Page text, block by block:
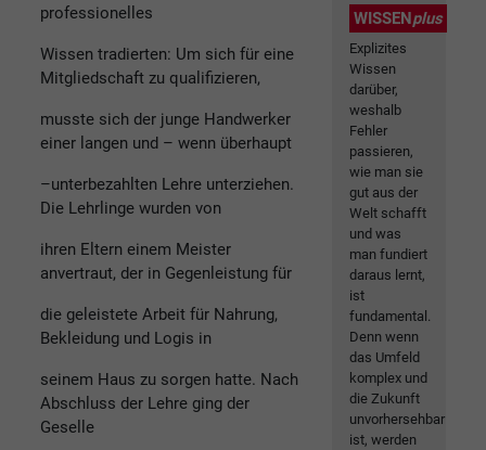
professionelles
Wissen tradierten: Um sich für eine
Mitgliedschaft zu qualifizieren,
musste sich der junge Handwerker
einer langen und – wenn überhaupt
–unterbezahlten Lehre unterziehen.
Die Lehrlinge wurden von
ihren Eltern einem Meister
anvertraut, der in Gegenleistung für
die geleistete Arbeit für Nahrung,
Bekleidung und Logis in
seinem Haus zu sorgen hatte. Nach
Abschluss der Lehre ging der
Geselle
WISSENplus
Explizites
Wissen
darüber,
weshalb
Fehler
passieren,
wie man sie
gut aus der
Welt schafft
und was
man fundiert
daraus lernt,
ist
fundamental.
Denn wenn
das Umfeld
komplex und
die Zukunft
unvorhersehbar
ist, werden